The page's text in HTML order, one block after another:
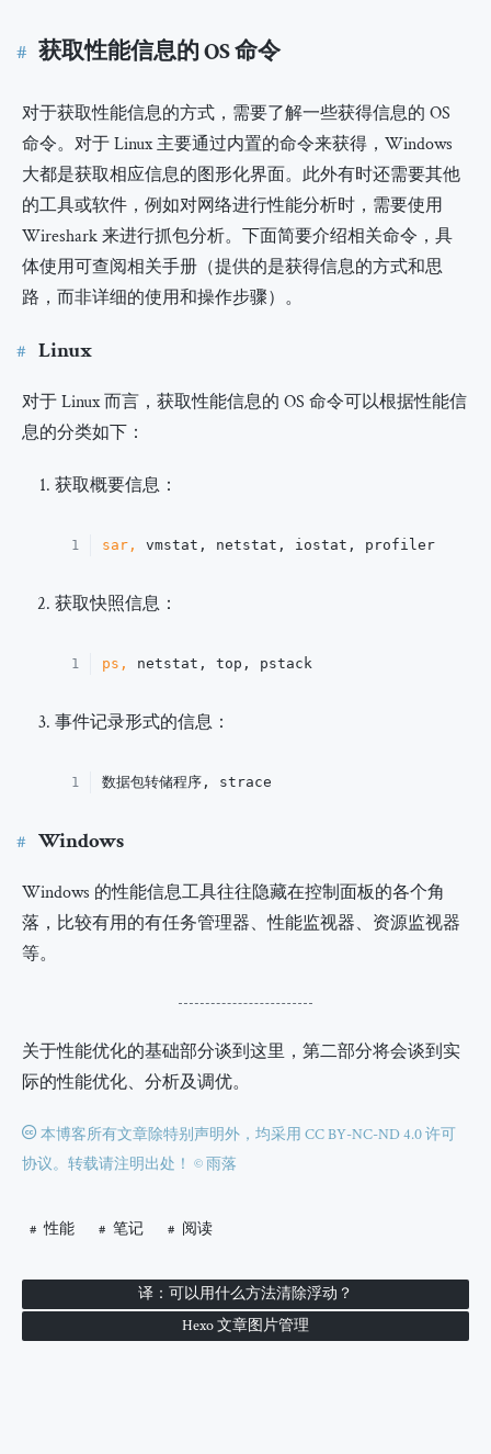
获取性能信息的 OS 命令
对于获取性能信息的方式，需要了解一些获得信息的 OS
命令。对于 Linux 主要通过内置的命令来获得，Windows
大都是获取相应信息的图形化界面。此外有时还需要其他
的工具或软件，例如对网络进行性能分析时，需要使用
Wireshark 来进行抓包分析。下面简要介绍相关命令，具
体使用可查阅相关手册（提供的是获得信息的方式和思
路，而非详细的使用和操作步骤）。
Linux
对于 Linux 而言，获取性能信息的 OS 命令可以根据性能信
息的分类如下：
获取概要信息：
1 sar, vmstat, netstat, iostat, profiler
获取快照信息：
1 ps, netstat, top, pstack
事件记录形式的信息：
1 数据包转储程序, strace
Windows
Windows 的性能信息工具往往隐藏在控制面板的各个角
落，比较有用的有任务管理器、性能监视器、资源监视器
等。
关于性能优化的基础部分谈到这里，第二部分将会谈到实
际的性能优化、分析及调优。
本博客所有文章除特别声明外，均采用 CC BY-NC-ND 4.0 许可
协议。转载请注明出处！ © 雨落
性能 笔记 阅读
译：可以用什么方法清除浮动？
Hexo 文章图片管理